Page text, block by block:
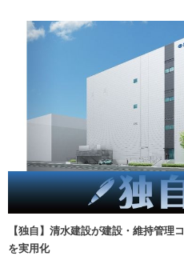
【独自】清水建設が建設・維持管理
を実用化